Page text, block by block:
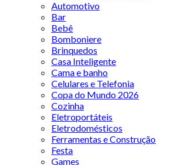
Automotivo
Bar
Bebê
Bomboniere
Brinquedos
Casa Inteligente
Cama e banho
Celulares e Telefonia
Copa do Mundo 2026
Cozinha
Eletroportáteis
Eletrodomésticos
Ferramentas e Construção
Festa
Games